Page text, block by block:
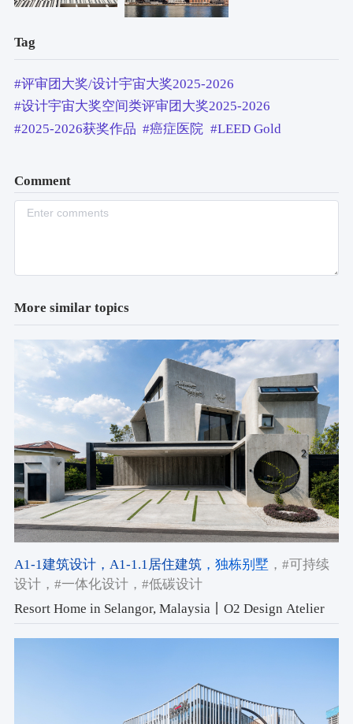
Tag
#评审团大奖/设计宇宙大奖2025-2026
#设计宇宙大奖空间类评审团大奖2025-2026
#2025-2026获奖作品 #癌症医院 #LEED Gold
Comment
More similar topics
A1-1建筑设计，A1-1.1居住建筑，独栋别墅 ，#可持续
设计，#一体化设计，#低碳设计
Resort Home in Selangor, Malaysia丨O2 Design Atelier